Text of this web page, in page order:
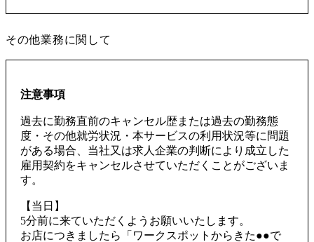
その他業務に関して
注意事項
過去に勤務直前のキャンセル歴または過去の勤務態
度・その他就労状況・本サービスの利用状況等に問題
がある場合、当社又は求人企業の判断により成立した
雇用契約をキャンセルさせていただくことがございま
す。
【当日】
5分前に来ていただくようお願いいたします。
お店につきましたら「ワークスポットからきた●●で